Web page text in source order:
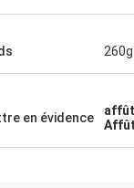
Melia de Chris
seulement
fournisseur !
260g
en évidence